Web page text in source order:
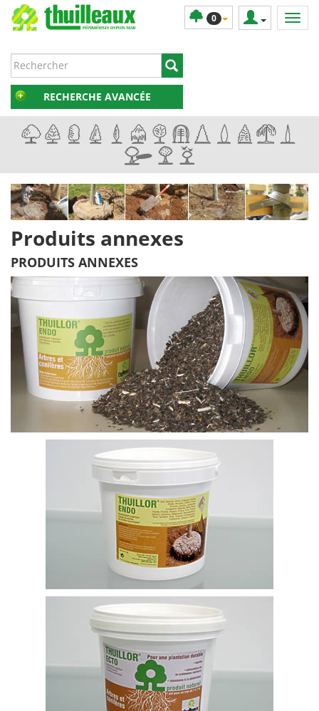
0
RECHERCHE AVANCÉE
Produits annexes
PRODUITS ANNEXES